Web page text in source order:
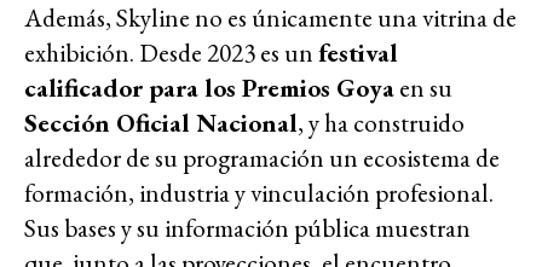
Además, Skyline no es únicamente una vitrina de
exhibición. Desde 2023 es unfestival
calificador para los Premios Goyaen su
Sección Oficial Nacional, y ha construido
alrededor de su programación un ecosistema de
formación, industria y vinculación profesional.
Sus bases y su información pública muestran